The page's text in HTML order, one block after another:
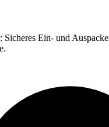
Sicheres Ein- und